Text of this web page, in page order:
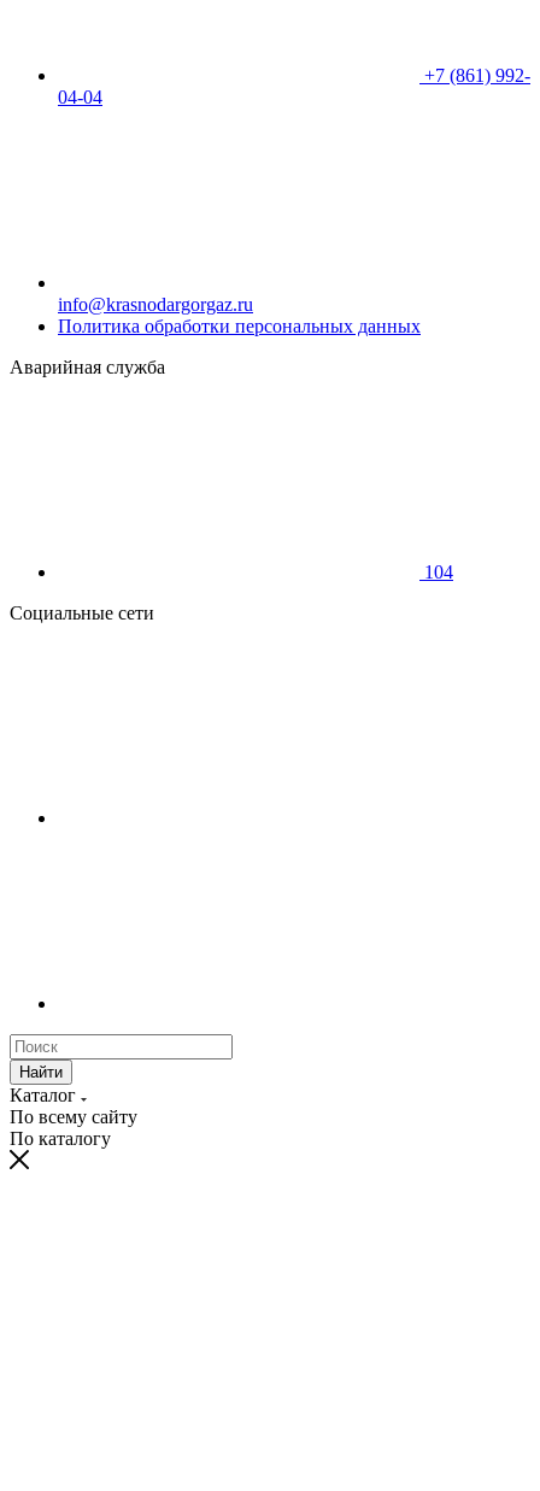
+7 (861) 992-
04-04
info@krasnodargorgaz.ru
Политика обработки персональных данных
Аварийная служба
104
Социальные сети
Найти
Каталог
По всему сайту
По каталогу